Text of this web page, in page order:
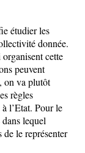
étudier les
donnée.
cette
peuvent
on va plutôt
règles
l’Etat. Pour le
lequel
de le représenter